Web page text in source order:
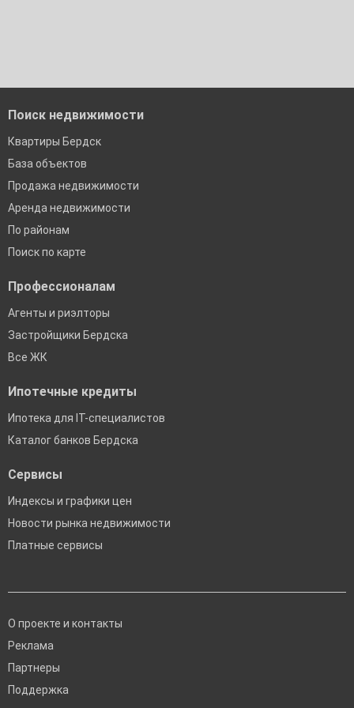
Поиск недвижимости
Квартиры Бердск
База объектов
Продажа недвижимости
Аренда недвижимости
По районам
Поиск по карте
Профессионалам
Агенты и риэлторы
Застройщики Бердска
Все ЖК
Ипотечные кредиты
Ипотека для IT-специалистов
Каталог банков Бердска
Сервисы
Индексы и графики цен
Новости рынка недвижимости
Платные сервисы
О проекте и контакты
Реклама
Партнеры
Поддержка